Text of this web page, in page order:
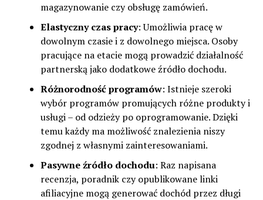
magazynowanie czy obsługę zamówień.
Elastyczny czas pracy: Umożliwia pracę w
dowolnym czasie i z dowolnego miejsca. Osoby
pracujące na etacie mogą prowadzić działalność
partnerską jako dodatkowe źródło dochodu.
Różnorodność programów: Istnieje szeroki
wybór programów promujących różne produkty i
usługi – od odzieży po oprogramowanie. Dzięki
temu każdy ma możliwość znalezienia niszy
zgodnej z własnymi zainteresowaniami.
Pasywne źródło dochodu: Raz napisana
recenzja, poradnik czy opublikowane linki
afiliacyjne mogą generować dochód przez długi